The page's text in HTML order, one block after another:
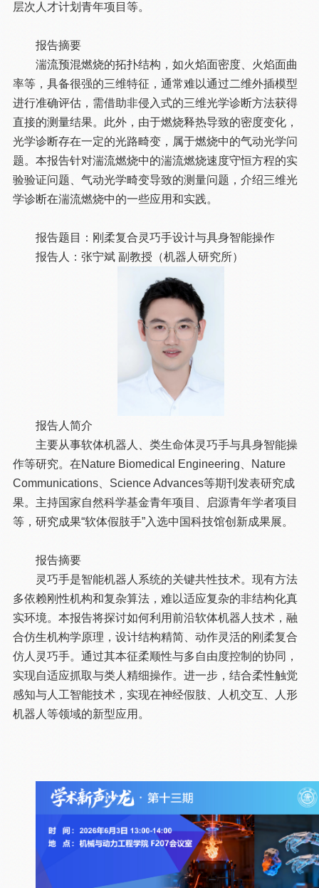
层次人才计划青年项目等。
报告摘要
湍流预混燃烧的拓扑结构，如火焰面密度、火焰面曲
率等，具备很强的三维特征，通常难以通过二维外插模型
进行准确评估，需借助非侵入式的三维光学诊断方法获得
直接的测量结果。此外，由于燃烧释热导致的密度变化，
光学诊断存在一定的光路畸变，属于燃烧中的气动光学问
题。本报告针对湍流燃烧中的湍流燃烧速度守恒方程的实
验验证问题、气动光学畸变导致的测量问题，介绍三维光
学诊断在湍流燃烧中的一些应用和实践。
报告题目：刚柔复合灵巧手设计与具身智能操作
报告人：张宁斌 副教授（机器人研究所）
报告人简介
主要从事软体机器人、类生命体灵巧手与具身智能操
作等研究。在Nature Biomedical Engineering、Nature
Communications、Science Advances等期刊发表研究成
果。主持国家自然科学基金青年项目、启源青年学者项目
等，研究成果“软体假肢手”入选中国科技馆创新成果展。
报告摘要
灵巧手是智能机器人系统的关键共性技术。现有方法
多依赖刚性机构和复杂算法，难以适应复杂的非结构化真
实环境。本报告将探讨如何利用前沿软体机器人技术，融
合仿生机构学原理，设计结构精简、动作灵活的刚柔复合
仿人灵巧手。通过其本征柔顺性与多自由度控制的协同，
实现自适应抓取与类人精细操作。进一步，结合柔性触觉
感知与人工智能技术，实现在神经假肢、人机交互、人形
机器人等领域的新型应用。